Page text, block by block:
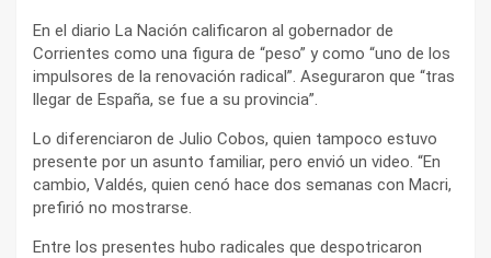
En el diario La Nación calificaron al gobernador de
Corrientes como una figura de “peso” y como “uno de los
impulsores de la renovación radical”. Aseguraron que “tras
llegar de España, se fue a su provincia”.
Lo diferenciaron de Julio Cobos, quien tampoco estuvo
presente por un asunto familiar, pero envió un video. “En
cambio, Valdés, quien cenó hace dos semanas con Macri,
prefirió no mostrarse.
Entre los presentes hubo radicales que despotricaron